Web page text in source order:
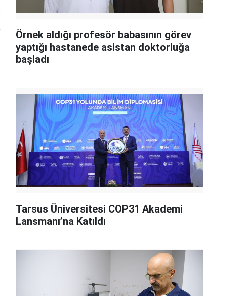
Örnek aldığı profesör babasının görev
yaptığı hastanede asistan doktorluğa
başladı
Tarsus Üniversitesi COP31 Akademi
Lansmanı’na Katıldı